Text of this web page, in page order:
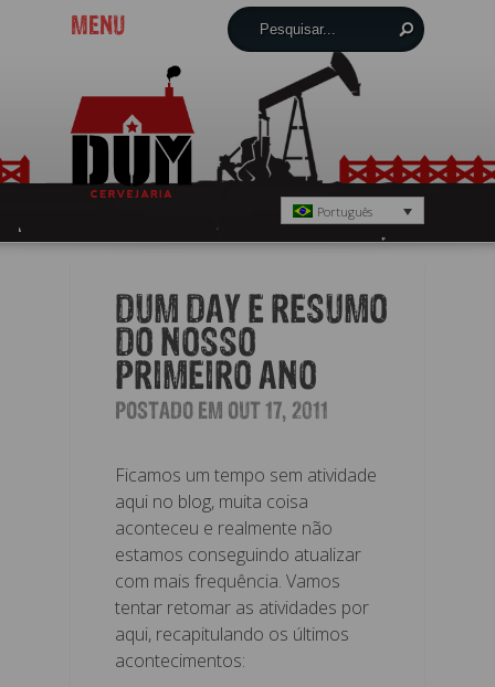
MENU
Português
DUM DAY E RESUMO
DO NOSSO
PRIMEIRO ANO
POSTADO EM OUT 17, 2011
Ficamos um tempo sem atividade
aqui no blog, muita coisa
aconteceu e realmente não
estamos conseguindo atualizar
com mais frequência. Vamos
tentar retomar as atividades por
aqui, recapitulando os últimos
acontecimentos: